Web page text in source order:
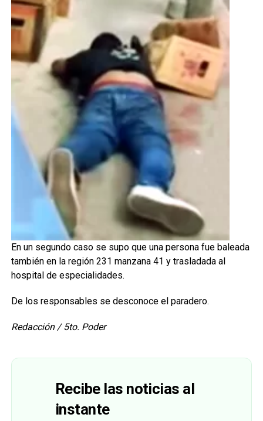
En un segundo caso se supo que una persona fue baleada
también en la región 231 manzana 41 y trasladada al
hospital de especialidades.
De los responsables se desconoce el paradero.
Redacción / 5to. Poder
Recibe las noticias al
instante